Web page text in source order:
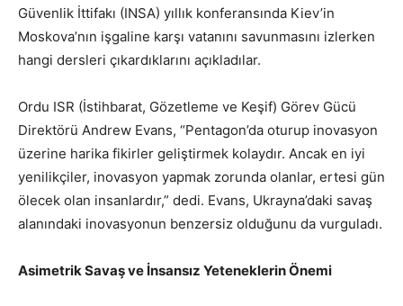
Güvenlik İttifakı (INSA) yıllık konferansında Kiev’in
Moskova’nın işgaline karşı vatanını savunmasını izlerken
hangi dersleri çıkardıklarını açıkladılar.
Ordu ISR (İstihbarat, Gözetleme ve Keşif) Görev Gücü
Direktörü Andrew Evans, “Pentagon’da oturup inovasyon
üzerine harika fikirler geliştirmek kolaydır. Ancak en iyi
yenilikçiler, inovasyon yapmak zorunda olanlar, ertesi gün
ölecek olan insanlardır,” dedi. Evans, Ukrayna’daki savaş
alanındaki inovasyonun benzersiz olduğunu da vurguladı.
Asimetrik Savaş ve İnsansız Yeteneklerin Önemi